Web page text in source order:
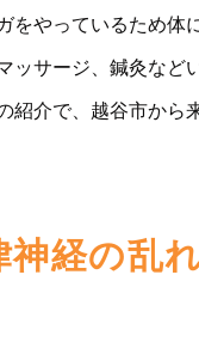
をやっているため体
ッサージ、鍼灸など
紹介で、越谷市から
神経の乱